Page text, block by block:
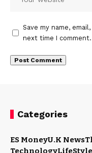
Save my name,
next time I comment.
Categories
ES MoneyU.K News
TechnologyLifeStyle